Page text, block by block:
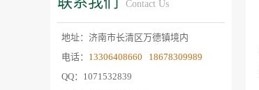
Contact Us
地址：济南市长清区万德镇境内
电话： 13306408660 18678309989
QQ：1071532839